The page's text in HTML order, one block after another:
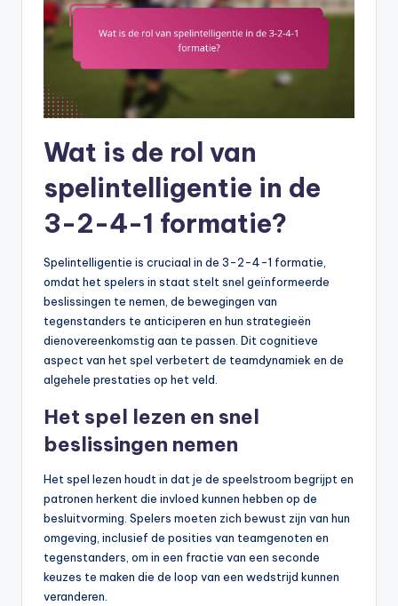
Wat is de rol van
spelintelligentie in de
3-2-4-1 formatie?
Spelintelligentie is cruciaal in de 3-2-4-1 formatie,
omdat het spelers in staat stelt snel geïnformeerde
beslissingen te nemen, de bewegingen van
tegenstanders te anticiperen en hun strategieën
dienovereenkomstig aan te passen. Dit cognitieve
aspect van het spel verbetert de teamdynamiek en de
algehele prestaties op het veld.
Het spel lezen en snel
beslissingen nemen
Het spel lezen houdt in dat je de speelstroom begrijpt en
patronen herkent die invloed kunnen hebben op de
besluitvorming. Spelers moeten zich bewust zijn van hun
omgeving, inclusief de posities van teamgenoten en
tegenstanders, om in een fractie van een seconde
keuzes te maken die de loop van een wedstrijd kunnen
veranderen.